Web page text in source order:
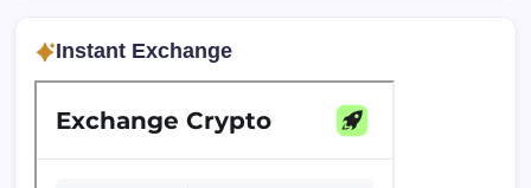
Instant Exchange